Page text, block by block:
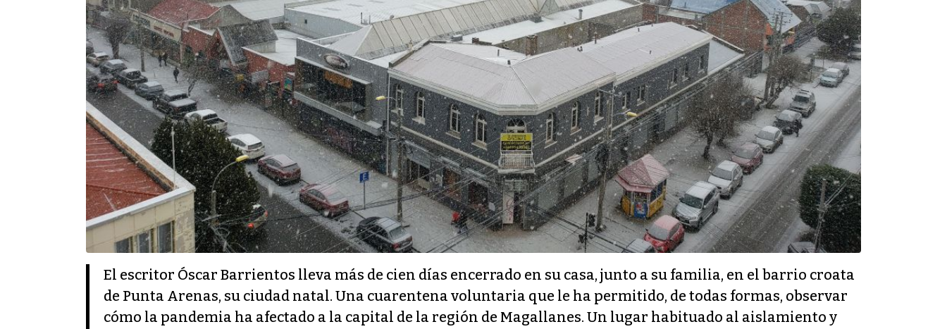
El escritor Óscar Barrientos lleva más de cien días encerrado en su casa, junto a su familia, en el barrio croata
de Punta Arenas, su ciudad natal. Una cuarentena voluntaria que le ha permitido, de todas formas, observar
cómo la pandemia ha afectado a la capital de la región de Magallanes. Un lugar habituado al aislamiento y